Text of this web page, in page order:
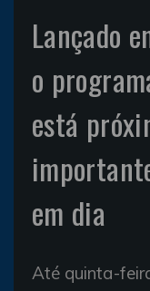
Lançado
o
está
em dia
Até quinta-